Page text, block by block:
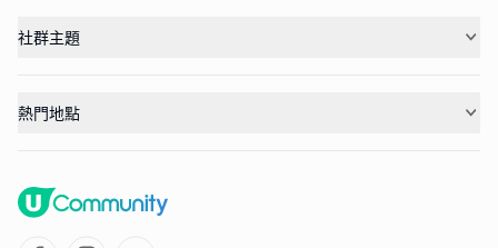
社群主題
熱門地點